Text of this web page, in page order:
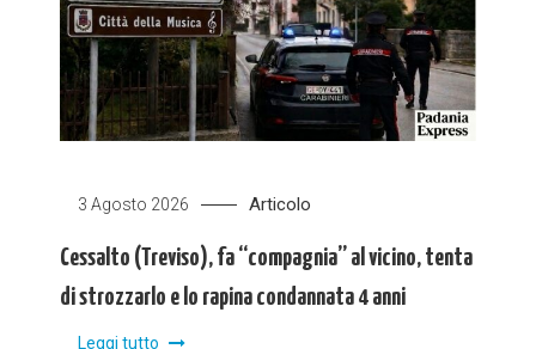
3 Agosto 2026 Articolo
Cessalto (Treviso), fa “compagnia” al vicino, tenta
di strozzarlo e lo rapina condannata 4 anni
Leggi tutto